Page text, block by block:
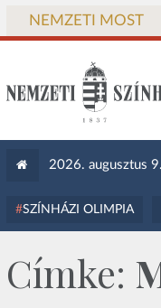
NEMZETI MOST
2026. augusztus
SZÍNHÁZI OLIMPIA
Címke: